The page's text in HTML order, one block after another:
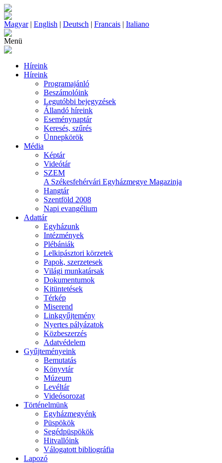
Magyar| English | Deutsch | Francais | Italiano
Menü
Híreink
Híreink
Programajánló
Beszámolóink
Legutóbbi bejegyzések
Állandó híreink
Eseménynaptár
Keresés, szűrés
Ünnepkörök
Média
Képtár
Videótár
SZEM
A Székesfehérvári Egyházmegye Magazinja
Hangtár
Szentföld 2008
Napi evangélium
Adattár
Egyházunk
Intézmények
Plébániák
Lelkipásztori körzetek
Papok, szerzetesek
Világi munkatársak
Dokumentumok
Kitüntetések
Térkép
Miserend
Linkgyűjtemény
Nyertes pályázatok
Közbeszerzés
Adatvédelem
Gyűjteményeink
Bemutatás
Könyvtár
Múzeum
Levéltár
Videósorozat
Történelmünk
Egyházmegyénk
Püspökök
Segédpüspökök
Hitvallóink
Válogatott bibliográfia
Lapozó